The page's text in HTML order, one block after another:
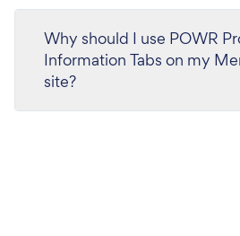
Why should I use POWR
Information Tabs on my
site?